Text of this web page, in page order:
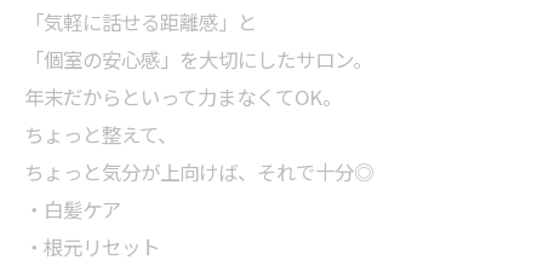
「気軽に話せる距離感」と
「個室の安心感」を大切にしたサロン。
年末だからといって力まなくてOK。
ちょっと整えて、
ちょっと気分が上向けば、それで十分◎
・白髪ケア
・根元リセット